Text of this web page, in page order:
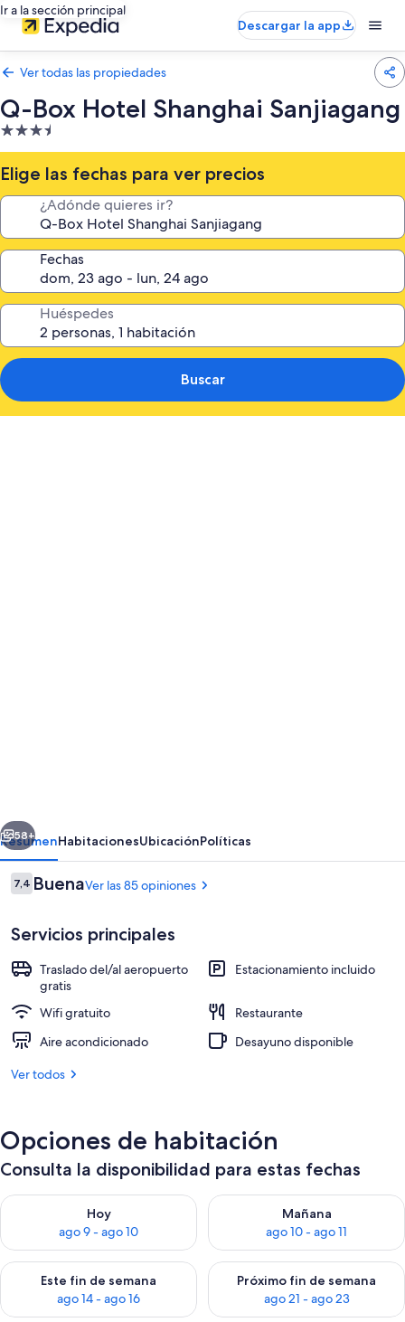
Ir a la sección principal
Descargar la app
Ver todas las propiedades
Q-Box Hotel Shanghai Sanjiagang
Propiedad
de
3.5
estrellas
Elige las fechas para ver precios
¿Adónde quieres ir?
Fechas
Huéspedes
Buscar
Sanjiagang
Se sirven desayunos, almuerzos y
Siguiente
58+
ResumenHabitacionesUbicaciónPolíticas
Opiniones
7,47,4 de 10
BuenaVer las 85 opiniones
Servicios principales
Traslado del/al aeropuerto
gratis
Estacionamiento incluido
Wifi gratuito
Restaurante
Aire acondicionado
Desayuno disponible
Ver todos
Opciones de habitación
Consulta la disponibilidad para estas fechas
Hoy
ago 9 - ago 10
Consulta la disponibilidad para hoy ago 9 - ago 10
Mañana
ago 10 - ago 11
Consulta la disponibilidad
Este fin de semana
ago 14 - ago 16
Consulta la disponibilidad para este fin de semana ago 14 -
Próximo fin de semana
ago 21 - ago 23
Consulta la disponibilidad